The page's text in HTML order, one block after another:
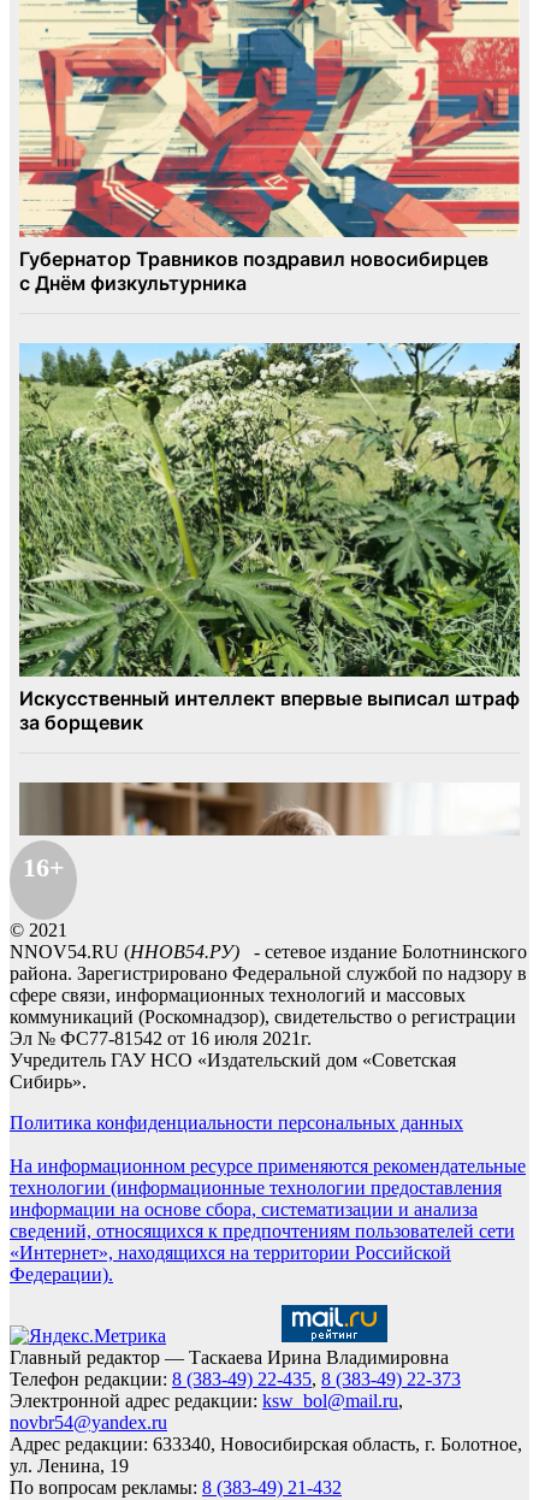
16+
© 2021
NNOV54.RU (ННОВ54.РУ) - сетевое издание Болотнинского
района. Зарегистрировано Федеральной службой по надзору в
сфере связи, информационных технологий и массовых
коммуникаций (Роскомнадзор), свидетельство о регистрации
Эл № ФС77-81542 от 16 июля 2021г.
Учредитель ГАУ НСО «Издательский дом «Советская
Сибирь».
Политика конфиденциальности персональных данных
На информационном ресурсе применяются рекомендательные
технологии (информационные технологии предоставления
информации на основе сбора, систематизации и анализа
сведений, относящихся к предпочтениям пользователей сети
«Интернет», находящихся на территории Российской
Федерации).
Главный редактор — Таскаева Ирина Владимировна
Телефон редакции: 8 (383-49) 22-435, 8 (383-49) 22-373
Электронной адрес редакции: ksw_bol@mail.ru,
novbr54@yandex.ru
Адрес редакции: 633340, Новосибирская область, г. Болотное,
ул. Ленина, 19
По вопросам рекламы: 8 (383-49) 21-432